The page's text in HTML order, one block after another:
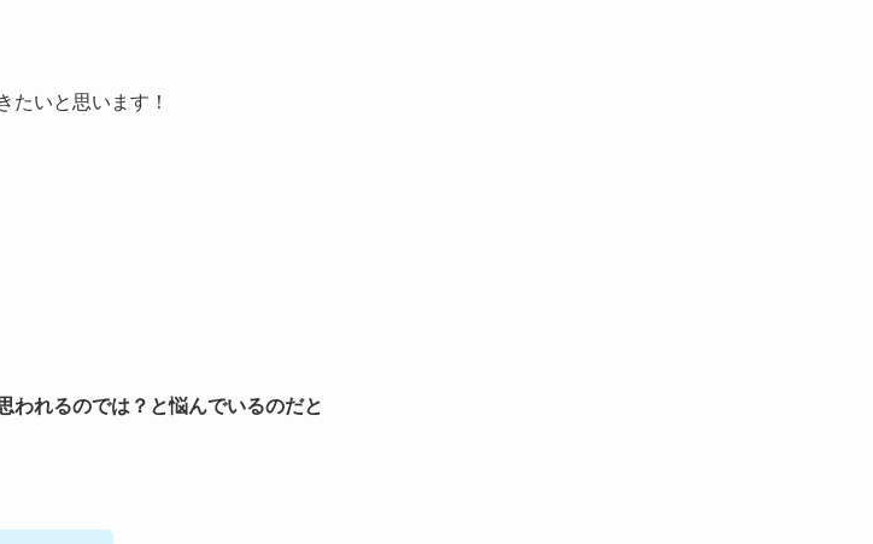
たいと思います！
われるのでは？と悩んでいるのだと